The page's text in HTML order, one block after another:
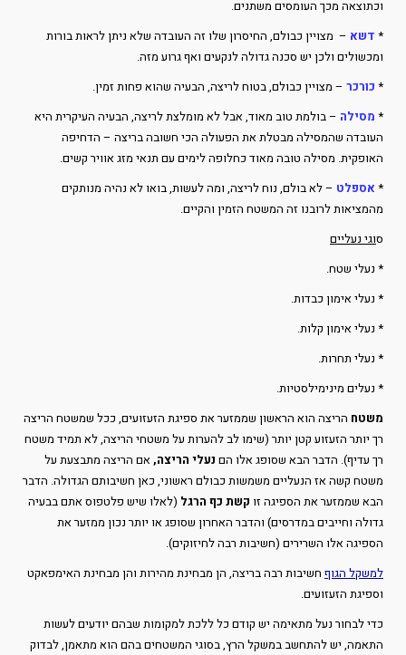
וכתוצאה מכך העומסים משתנים.
* דשא – מצויין כבולם, החיסרון שלו זה העובדה שלא ניתן לראות בורות
ומכשולים ולכן יש סכנה גדולה לנקעים ואף גרוע מזה.
* כורכר – מצויין כבולם, בטוח לריצה, הבעיה שהוא פחות זמין.
* מסילה – בולמת טוב מאוד, אבל לא מומלצת לריצה, הבעיה העיקרית היא
העובדה שהמסילה מבטלת את הפעולה הכי חשובה בריצה – הדחיפה
האופקית. מסילה טובה מאוד כחלופה לימים עם תנאי מזג אוויר קשים.
* אספלט – לא בולם, נוח לריצה, ומה לעשות, בואו לא נהיה מנותקים
מהמציאות לרובנו זה המשטח הזמין והקיים.
סוגי נעליים
* נעלי שטח.
* נעלי אימון כבדות.
* נעלי אימון קלות.
* נעלי תחרות.
* נעלים מינימילסטיות.
משטח הריצה הוא הראשון שממזער את ספיגת הזעזועים, ככל שמשטח הריצה
רך יותר הזעזוע קטן יותר (שימו לב להערות על משטחי הריצה, לא תמיד משטח
רך עדיף). הדבר הבא שסופג אלו הם נעלי הריצה,אם הריצה מתבצעת על
משטח קשה אז הנעליים משמשות כבולם ראשוני, כאן חשיבותם הגדולה. הדבר
הבא שממזער את הספיגה זו קשת כף הרגל (לאלו שיש פלטפוס אתם בבעיה
גדולה וחייבים במדרסים) והדבר האחרון שסופג או יותר נכון ממזער את
הספיגה אלו השרירים (חשיבות רבה לחיזוקים).
למשקל הגוף חשיבות רבה בריצה, הן מבחינת מהירות והן מבחינת האימפאקט
וספיגת הזעזועים.
כדי לבחור נעל מתאימה יש קודם כל ללכת למקומות שבהם יודעים לעשות
התאמה, יש להתחשב במשקל הרץ, בסוגי המשטחים בהם הוא מתאמן, לבדוק